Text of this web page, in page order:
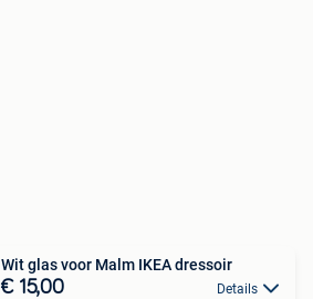
Wit glas voor Malm IKEA dressoir
€ 15,00 Details